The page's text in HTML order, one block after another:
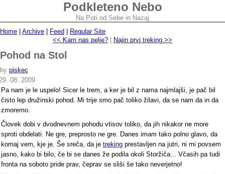
Podkleteno Nebo
Na Poti od Sebe in Nazaj
Home
Archive Feed
Regular Site
<< Kam nas pelje?
Najin prvi treking >>
Pohod na Stol
by piskec
08. 2009
Pa nam je le uspelo! Sicer le trem, a ker je bil z nama najmlajši, je pač bil
čisto lep družinski pohod. Mi trije smo pač toliko žilavi, da se nam da in da
zmoremo.
Človek dobi v dvodnevnem pohodu vtisov toliko, da jih nikakor ne more
sproti obdelati. Ne gre, preprosto ne gre. Danes imam tako polno glavo, da
komaj vem, kje je. Še sreča, da je treking prestavljen na jutri, ni mi povsem
jasno, kako bi bilo, če bi se danes že podila okoli Storžiča... Včasih pa tudi
fronta na soboto pride prav, čeprav se sliši še tako neverjetno!